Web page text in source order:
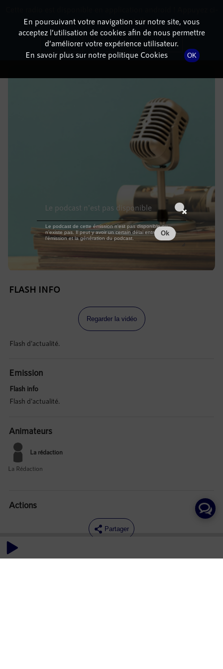
DÉTAILS DE L'ÉPISODE
4 novembre 2022à 7h59, durée : Invalid date
FLASH INFO
Regarder la vidéo
Flash d'actualité.
Emission
Flash info
Flash d'actualité.
Animateurs
La rédaction
La Rédaction
Actions
Partager
Commentaires
En poursuivant votre navigation sur notre site, vous
acceptez l’utilisation de cookies afin de nous permettre
d’améliorer votre expérience utilisateur.
En savoir plus sur notre politique Cookies
OK
dessous pour l'installer.
Non merci Télécharger l'application
Le podcast n'est pas disponible
Le podcast de cette émission n'est pas disponible ou
n'existe pas. Il peut y avoir un certain délai entre la fin de
l'émission et la génération du podcast.
Ok